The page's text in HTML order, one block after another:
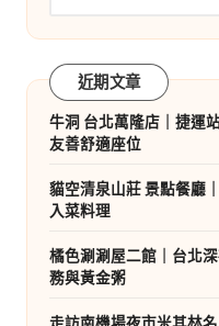
近期文章
牛洞 台北萬隆店｜捷運
友善舒適座位
貓空清泉山莊 景點餐廳
入菜料理
橘色涮涮屋二館｜台北
務與黃金粥